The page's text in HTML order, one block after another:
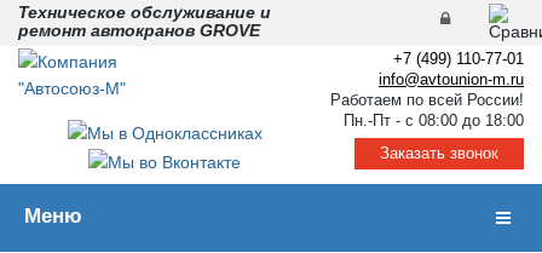
Техническое обслуживание и
ремонт автокранов GROVE
+7 (499) 110-77-01
info@avtounion-m.ru
Работаем по всей России!
Пн.-Пт - с 08:00 до 18:00
Заказать звонок
Меню